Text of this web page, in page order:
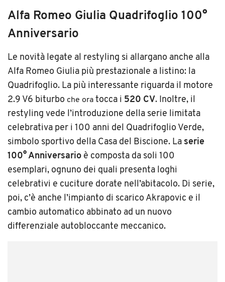
Alfa Romeo Giulia Quadrifoglio 100°
Anniversario
Le novità legate al restyling si allargano anche alla
Alfa Romeo Giulia più prestazionale a listino: la
Quadrifoglio. La più interessante riguarda il motore
2.9 V6 biturbo che ora tocca i 520 CV. Inoltre, il
restyling vede l’introduzione della serie limitata
celebrativa per i 100 anni del Quadrifoglio Verde,
simbolo sportivo della Casa del Biscione. La serie
100° Anniversario è composta da soli 100
esemplari, ognuno dei quali presenta loghi
celebrativi e cuciture dorate nell’abitacolo. Di serie,
poi, c’è anche l’impianto di scarico Akrapovic e il
cambio automatico abbinato ad un nuovo
differenziale autobloccante meccanico.